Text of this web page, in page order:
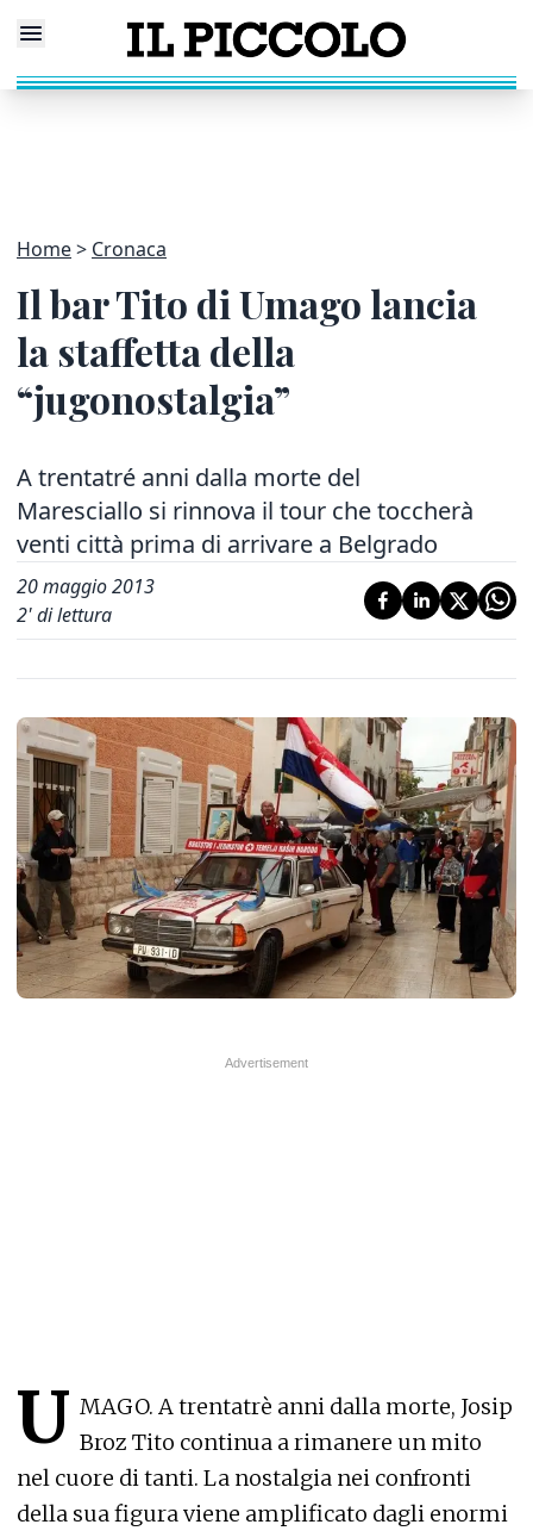
Home Cronaca
Il bar Tito di Umago lancia
la staffetta della
“jugonostalgia”
A trentatré anni dalla morte del
Maresciallo si rinnova il tour che toccherà
venti città prima di arrivare a Belgrado
20 maggio 2013
2' di lettura
U MAGO. A trentatrè anni dalla morte, Josip
Broz Tito continua a rimanere un mito
nel cuore di tanti. La nostalgia nei confronti
della sua figura viene amplificato dagli enormi